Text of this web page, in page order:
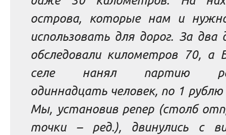
острова, которые нам и
использовать для дорог. За
обследовали километров 70, а
селе нанял партию
одиннадцать человек, по 1 рублю
Мы, установив репер (столб
точки – ред.),
двинулись с